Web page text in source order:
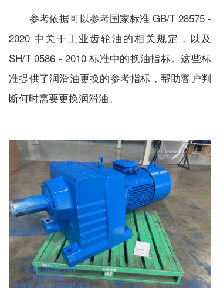
参考依据可以参考国家标准 GB/T 28575 -
2020 中关于工业齿轮油的相关规定，以及
SH/T 0586 - 2010 标准中的换油指标。这些标
准提供了润滑油更换的参考指标，帮助客户判
断何时需要更换润滑油。